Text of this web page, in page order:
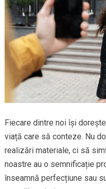
Fiecare dintre noi își
viață care să conteze. Nu
realizări materiale, ci să
noastre au o semnificație
înseamnă perfecțiune sau